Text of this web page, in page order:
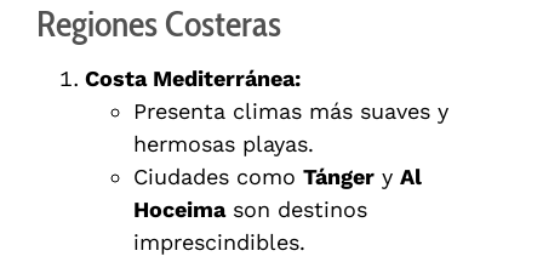
Regiones Costeras
Costa Mediterránea:
Presenta climas más suaves y
hermosas playas.
Ciudades como Tánger y Al
Hoceimason destinos
imprescindibles.